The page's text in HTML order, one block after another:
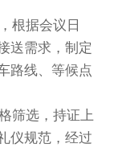
根据会议日
送需求，制定
路线、等候点
筛选，持证上
仪规范，经过